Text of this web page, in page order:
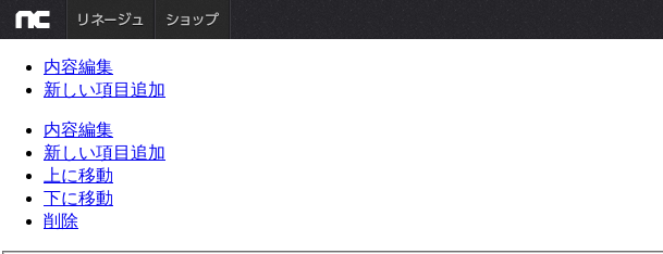
内容編集
新しい項目追加
内容編集
新しい項目追加
上に移動
下に移動
削除